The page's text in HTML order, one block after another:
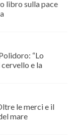
libro sulla pace
“Lo
e la
le merci e il
mare